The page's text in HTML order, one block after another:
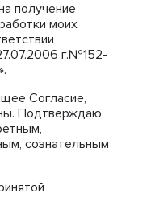
получение
моих
г.№152-
Согласие,
Подтверждаю,
сознательным